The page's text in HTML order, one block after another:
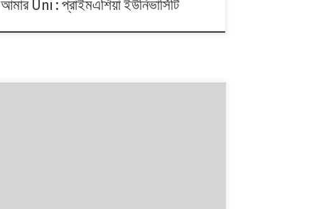
আমার Uni : প্রাইমএশিয়া ইউনিভার্সিটি